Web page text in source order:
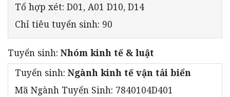
Tổ hợp xét: D01, A01 D10, D14
Chỉ tiêu tuyển sinh: 90
Tuyển sinh: Nhóm kinh tế & luật
Tuyển sinh: Ngành kinh tế vận tải biển
Mã Ngành Tuyển Sinh: 7840104D401